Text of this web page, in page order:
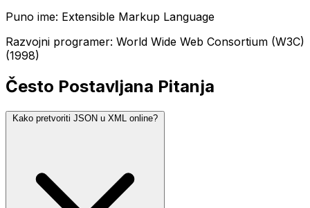
Puno ime: Extensible Markup Language
Razvojni programer: World Wide Web Consortium (W3C)
(1998)
Često Postavljana Pitanja
Kako pretvoriti JSON u XML online?